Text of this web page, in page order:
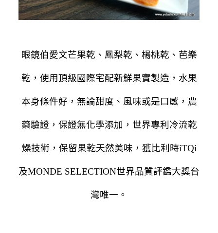
眼鏡伯愛文芒果乾、鳳梨乾、楊桃乾、芭樂
乾，使用頂級國際宅配新鮮果實製造，水果
本身條件好，無論甜度、風味或是口感，農
藥驗證，保證無化學添加，世界專利冷流乾
燥技術，保留果乾天然美味，獲比利時iTQi
及MONDE SELECTION世界品質評鑑大獎台
灣唯一。